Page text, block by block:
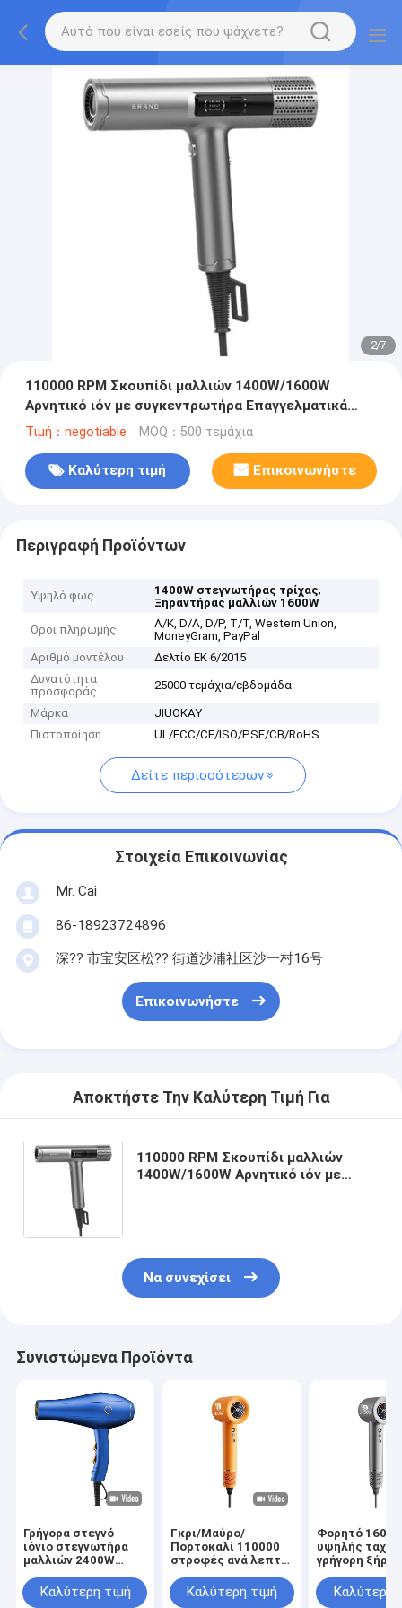
2/7
110000 RPM Σκουπίδι μαλλιών 1400W/1600W
Αρνητικό ιόν με συγκεντρωτήρα Επαγγελματικά
στεγνωτήρια μαλλιών BLDC κινητήρας
Τιμή：negotiable MOQ：500 τεμάχια
Καλύτερη τιμή Επικοινωνήστε
Περιγραφή Προϊόντων
Υψηλό φως 1400W στεγνωτήρας τρίχας,
Ξηραντήρας μαλλιών 1600W
Όροι πληρωμής
Λ/Κ, D/A, D/P, T/T, Western Union,
MoneyGram, PayPal
Αριθμό μοντέλου
Δελτίο ΕΚ 6/2015
Δυνατότητα
προσφοράς
25000 τεμάχια/εβδομάδα
Μάρκα
JIUOKAY
Πιστοποίηση
UL/FCC/CE/ISO/PSE/CB/RoHS
Δείτε περισσότερων
Στοιχεία Επικοινωνίας
Mr. Cai
86-18923724896
深?? 市宝安区松?? 街道沙浦社区沙一村16号
Επικοινωνήστε
Αποκτήστε Την Καλύτερη Τιμή Για
110000 RPM Σκουπίδι μαλλιών
1400W/1600W Αρνητικό ιόν με
Να συνεχίσει
Συνιστώμενα Προϊόντα
Γρήγορα στεγνό
ιόνιο στεγνωτήρα
μαλλιών 2400W
επαγγελματικό
στεγνωτήρα
Καλύτερη τιμή
Γκρι/Μαύρο/
Πορτοκαλί 110000
στροφές ανά λεπτό
BLDC Γρήγορο
στεγνωτήρα
Καλύτερη τιμή
Φορητό
υψηλής
γρήγορη
στεγνωτήρα
Καλύτερη